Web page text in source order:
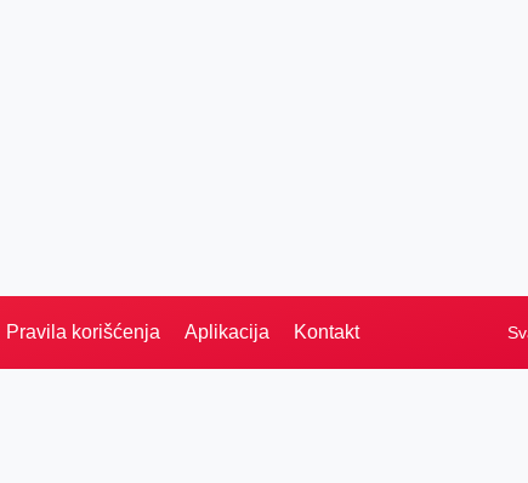
Pravila korišćenja Aplikacija Kontakt